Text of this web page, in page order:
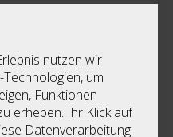
Postversand
nutzen wir
um
Funktionen
erheben. Ihr Klick auf
Datenverarbeitung